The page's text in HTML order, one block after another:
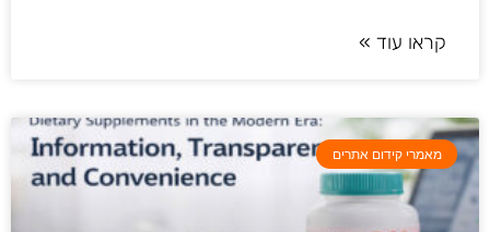
קראו עוד »
מאמרי קידום אתרים